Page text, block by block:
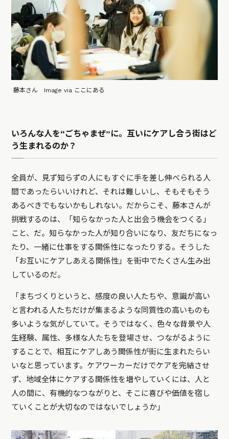
藤本さん Image via ここにある
いろんな人を“ごちゃまぜ”に。互いにケアし合う街はど
う生まれるのか？
全員が、見ず知らずの人にもすぐに手を差し伸べられる人
間であったらいいけれど、それは難しいし、そもそもそう
あるべきでもないかもしれない。だからこそ、藤本さんが
挑戦するのは、「知らなかった人と出会う機会をつくる」
こと、だ。知らなかった人が知り合いになり、友だちになっ
たり、一緒に仕事をする関係性になったりする。そうした
「お互いにケアしあえる関係性」を街中でたくさん生み出
しているのだ。
「まちづくりというと、感度の良い人たちや、意識が高い
と言われる人たちだけが集まるような同質性の高いものも
多いような気がしていて。そうではなく、色々な背景や人
生経験、属性、多様な人たちを登場させ、つながるように
することで、相互にケアしあう関係性が街に生まれたらい
いなと思っています。ケアワーカーだけでケアを完結させ
ず、地域全体にケアする関係性を増やしていくには、人と
人の間に、有機的なつながりと、そこに喜びや価値を宿し
ていくことが大切なのではないでしょうか」